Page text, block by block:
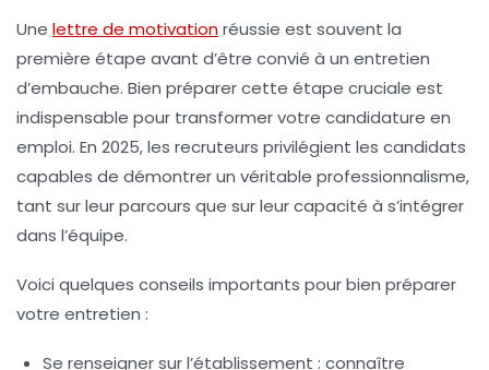
Une lettre de motivationréussie est souvent la
première étape avant d’être convié à un entretien
d’embauche. Bien préparer cette étape cruciale est
indispensable pour transformer votre candidature en
emploi. En 2025, les recruteurs privilégient les candidats
capables de démontrer un véritable professionnalisme,
tant sur leur parcours que sur leur capacité à s’intégrer
dans l’équipe.
Voici quelques conseils importants pour bien préparer
votre entretien :
Se renseigner sur l’établissement : connaître